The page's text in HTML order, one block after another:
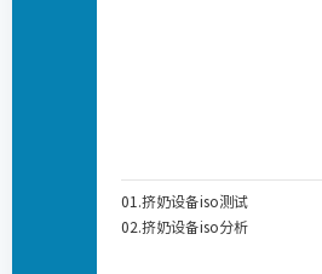
01.挤奶设备iso测试
02.挤奶设备iso分析